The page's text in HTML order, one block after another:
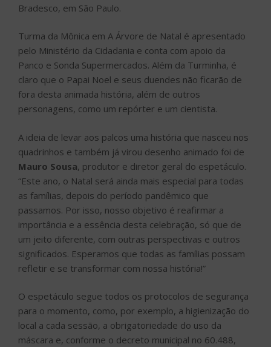
Bradesco, em São Paulo.
Turma da Mônica em A Árvore de Natal é apresentado
pelo Ministério da Cidadania e conta com apoio da
Panco e Sonda Supermercados. Além da Turminha, é
claro que o Papai Noel e seus duendes não ficarão de
fora desta animada história, além de outros
personagens, como um repórter e um cientista.
A ideia de levar aos palcos uma história que nasceu nos
quadrinhos e também já virou desenho animado foi de
Mauro Sousa, produtor e diretor geral do espetáculo.
“Este ano, o Natal será ainda mais especial para todas
as famílias, depois do período pandêmico que
passamos. Por isso, nosso objetivo é reafirmar a
importância e a essência desta celebração, só que de
um jeito diferente, com outras perspectivas e outros
significados. Esperamos que todas as famílias possam
refletir e se transformar com nossa história!”
O espetáculo segue todos os protocolos de segurança
para o momento, como, por exemplo, a higienização do
local a cada sessão, a obrigatoriedade do uso da
máscara e, conforme o decreto municipal no 60.488,